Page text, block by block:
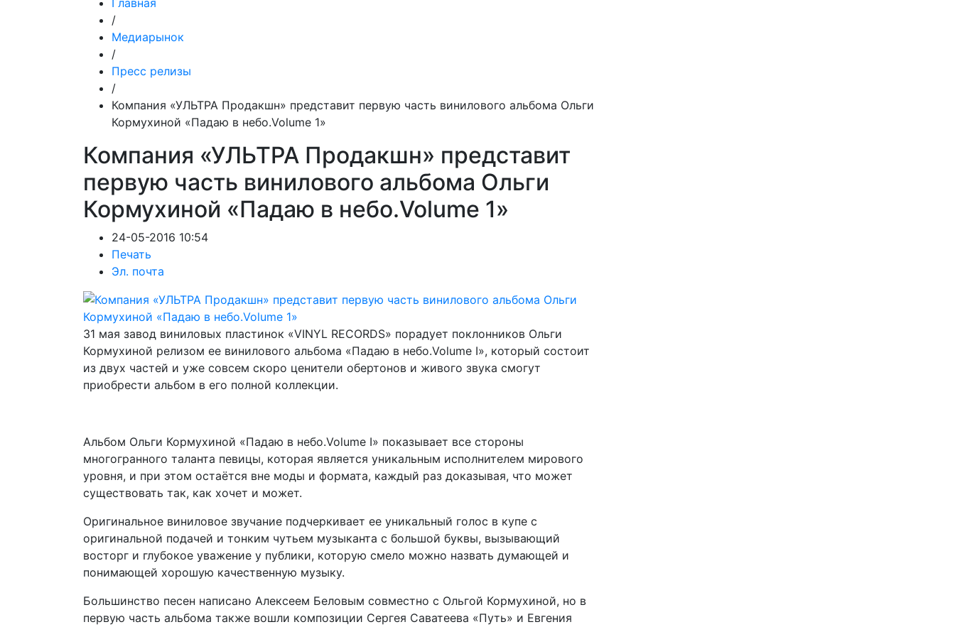
Главная
/
Медиарынок
/
Пресс релизы
/
Компания «УЛЬТРА Продакшн» представит первую часть винилового альбома Ольги
Кормухиной «Падаю в небо.Volume 1»
Компания «УЛЬТРА Продакшн» представит
первую часть винилового альбома Ольги
Кормухиной «Падаю в небо.Volume 1»
24-05-2016 10:54
Печать
Эл. почта
31 мая завод виниловых пластинок «VINYL RECORDS» порадует поклонников Ольги
Кормухиной релизом ее винилового альбома «Падаю в небо.Volume I», который состоит
из двух частей и уже совсем скоро ценители обертонов и живого звука смогут
приобрести альбом в его полной коллекции.
Альбом Ольги Кормухиной «Падаю в небо.Volume I» показывает все стороны
многогранного таланта певицы, которая является уникальным исполнителем мирового
уровня, и при этом остаётся вне моды и формата, каждый раз доказывая, что может
существовать так, как хочет и может.
Оригинальное виниловое звучание подчеркивает ее уникальный голос в купе с
оригинальной подачей и тонким чутьем музыканта с большой буквы, вызывающий
восторг и глубокое уважение у публики, которую смело можно назвать думающей и
понимающей хорошую качественную музыку.
Большинство песен написано Алексеем Беловым совместно с Ольгой Кормухиной, но в
первую часть альбома также вошли композиции Сергея Саватеева «Путь» и Евгения